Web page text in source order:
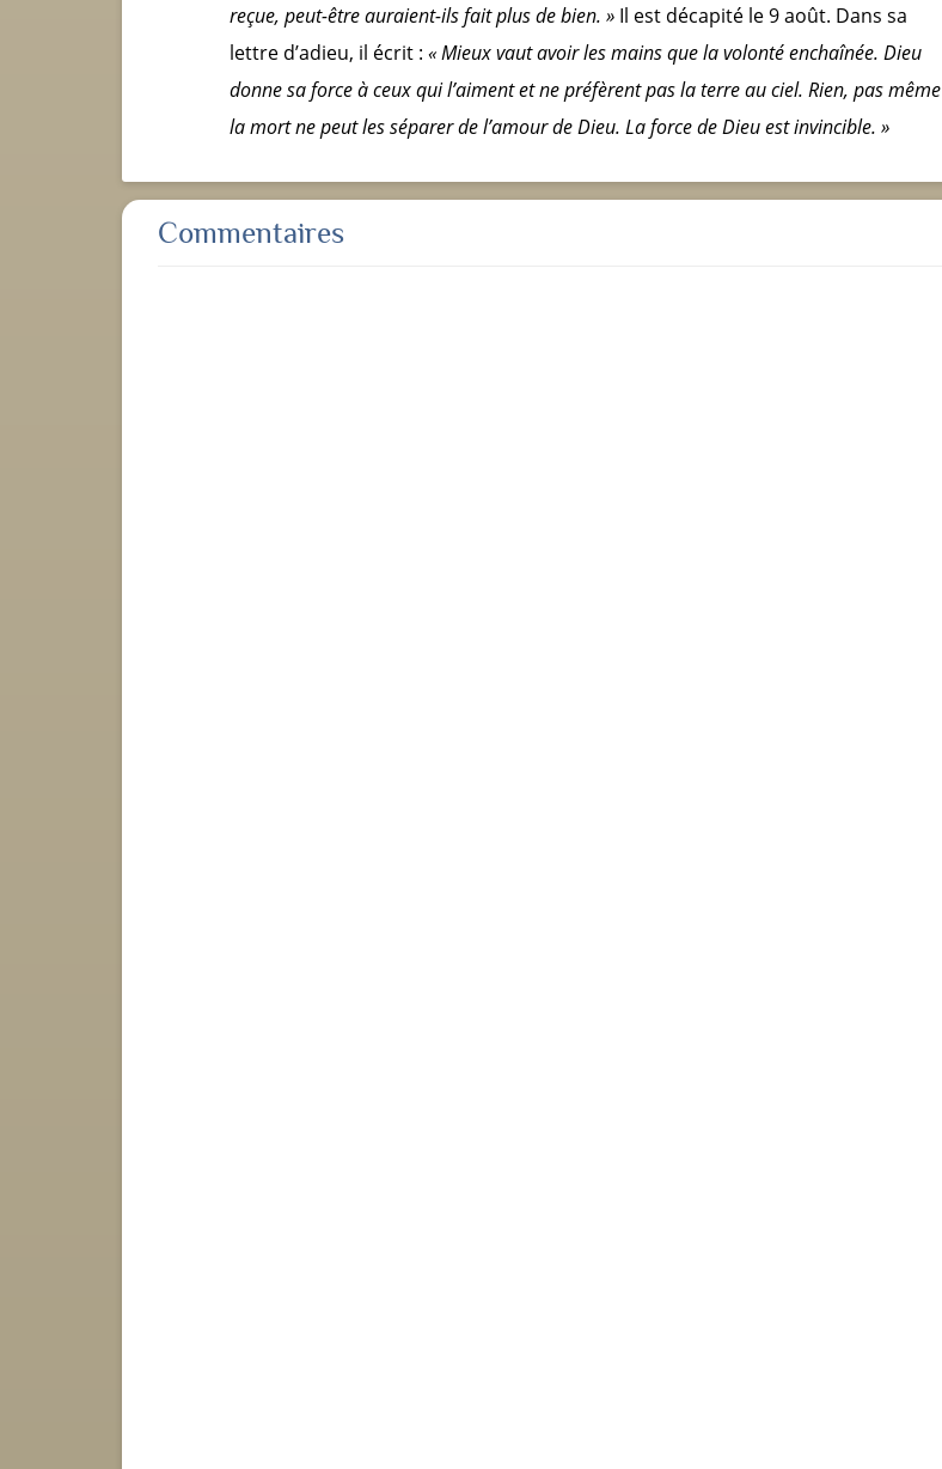
reçue, peut-être auraient-ils fait plus de bien. » Il est décapité le 9 août. Dans sa
lettre d’adieu, il écrit : « Mieux vaut avoir les mains que la volonté enchaînée. Dieu
donne sa force à ceux qui l’aiment et ne préfèrent pas la terre au ciel. Rien, pas même
la mort ne peut les séparer de l’amour de Dieu. La force de Dieu est invincible. »
Commentaires